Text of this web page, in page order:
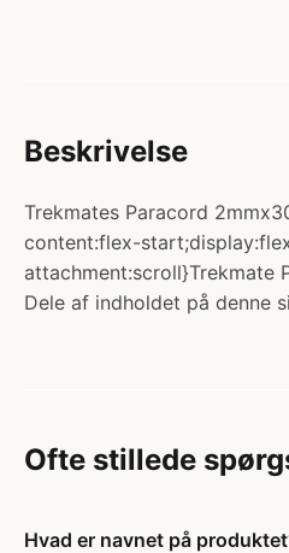
Beskrivelse
Trekmates Paracord
content:flex-
attachment:scroll}Trekmate
Dele af indholdet på denne
Ofte stillede
Hvad er navnet på